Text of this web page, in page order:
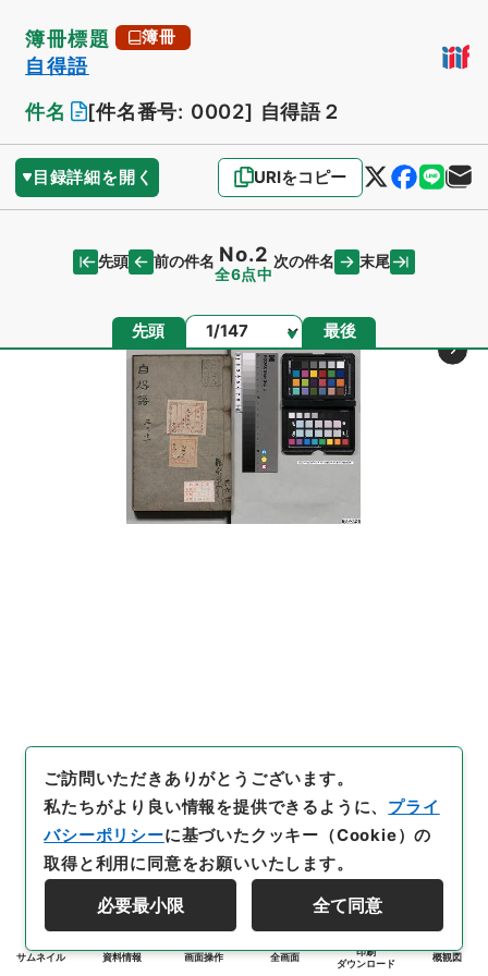
簿冊標題 簿冊
自得語
件名
[件名番号: 0002] 自得語２
目録詳細を開く URIをコピー
先頭 前の件名 No.2
全6点中
次の件名 末尾
先頭 ページ 最後
サムネイル 資料情報 画面操作 全画面
印刷
ダウンロード
概観図
ご訪問いただきありがとうございます。
私たちがより良い情報を提供できるように、 プライ
バシーポリシーに基づいたクッキー（Cookie）の
取得と利用に同意をお願いいたします。
必要最小限 全て同意